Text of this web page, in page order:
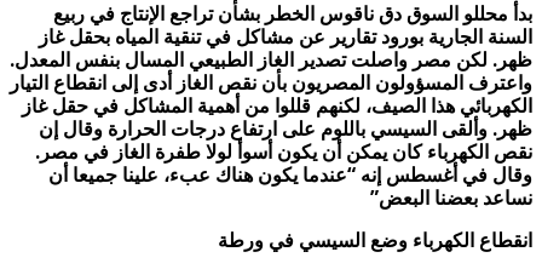
بدأ محللو السوق دق ناقوس الخطر بشأن تراجع الإنتاج في ربيع
السنة الجارية بورود تقارير عن مشاكل في تنقية المياه بحقل غاز
ظهر. لكن مصر واصلت تصدير الغاز الطبيعي المسال بنفس المعدل.
واعترف المسؤولون المصريون بأن نقص الغاز أدى إلى انقطاع التيار
الكهربائي هذا الصيف، لكنهم قللوا من أهمية المشاكل في حقل غاز
ظهر. وألقى السيسي باللوم على ارتفاع درجات الحرارة وقال إن
نقص الكهرباء كان يمكن أن يكون أسوأ لولا طفرة الغاز في مصر.
وقال في أغسطس إنه “عندما يكون هناك عبء، علينا جميعا أن
نساعد بعضنا البعض”
انقطاع الكهرباء وضع السيسي في ورطة